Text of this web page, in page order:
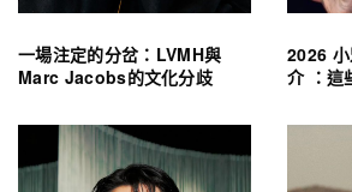
一場注定的分岔：LVMH與
Marc Jacobs的文化分歧
2026
介 ：這